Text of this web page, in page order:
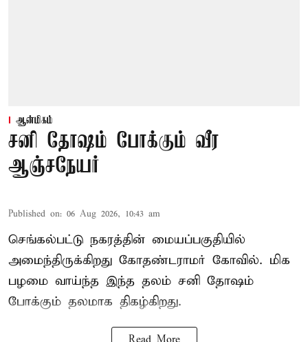
ஆன்மிகம்
சனி தோஷம் போக்கும் வீர
ஆஞ்சநேயர்
Published on: 06 Aug 2026, 10:43 am
செங்கல்பட்டு நகரத்தின் மையப்பகுதியில்
அமைந்திருக்கிறது கோதண்டராமர் கோவில். மிக
பழமை வாய்ந்த இந்த தலம் சனி தோஷம்
போக்கும் தலமாக திகழ்கிறது.